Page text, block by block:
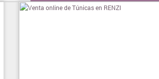
» Visitar tienda